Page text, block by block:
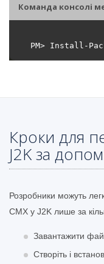
Команда консолі
Кроки для
J2K за
Розробники можуть
CMX у J2K лише за
Завантажити
Створіть і